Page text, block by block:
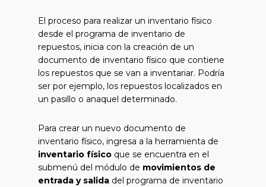
El proceso para realizar un inventario físico
desde el programa de inventario de
repuestos, inicia con la creación de un
documento de inventario físico que contiene
los repuestos que se van a inventariar. Podría
ser por ejemplo, los repuestos localizados en
un pasillo o anaquel determinado.
Para crear un nuevo documento de
inventario físico, ingresa a la herramienta de
inventario físico que se encuentra en el
submenú del módulo de movimientos de
entrada y salida del programa de inventario